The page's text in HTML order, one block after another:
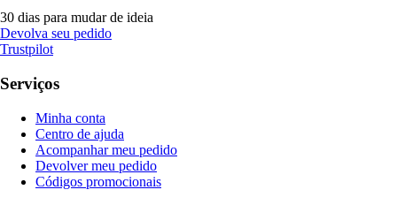
30 dias para mudar de ideia
Devolva seu pedido
Trustpilot
Serviços
Minha conta
Centro de ajuda
Acompanhar meu pedido
Devolver meu pedido
Códigos promocionais